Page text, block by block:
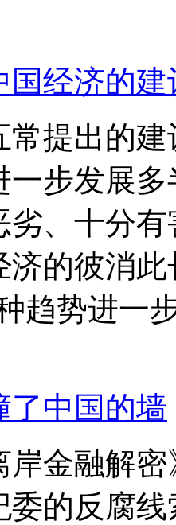
国经济的
常提出的
一步发展
劣、十分
济的彼消
趋势进一
了中国的墙
岸金融解
委的反腐